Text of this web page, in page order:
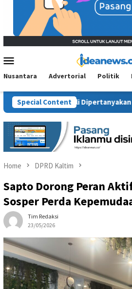
Menu
Nusantara Advertorial Politik
Special Content
Kembali Dipertanyakan
Home DPRD Kaltim
Sapto Dorong Peran
Sosper Perda
Tim Redaksi
23/05/2026